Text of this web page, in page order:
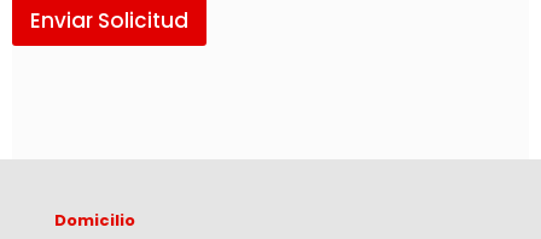
Enviar Solicitud
Domicilio